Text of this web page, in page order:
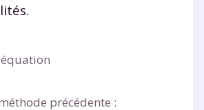
précédente :
24h notre